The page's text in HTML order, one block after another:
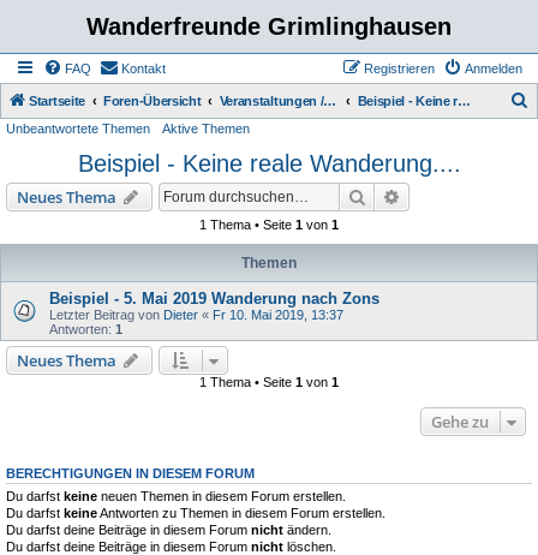
Wanderfreunde Grimlinghausen
FAQ Kontakt Anmelden
Registrieren
Startseite Foren-Übersicht Veranstaltungen / Wanderungen Beispiel - Keine reale Wanderung....
Unbeantwortete Themen Aktive Themen
Beispiel - Keine reale Wanderung....
Neues Thema Suche
1 Thema • Seite 1 von 1
Themen
Beispiel - 5. Mai 2019 Wanderung nach Zons
Letzter Beitrag von Dieter « Fr 10. Mai 2019, 13:37
Antworten: 1
Neues Thema
1 Thema • Seite 1 von 1
Gehe zu
BERECHTIGUNGEN IN DIESEM FORUM
Du darfst keine neuen Themen in diesem Forum erstellen.
Du darfst keineAntworten zu Themen in diesem Forum erstellen.
Du darfst deine Beiträge in diesem Forum nicht ändern.
Du darfst deine Beiträge in diesem Forum nicht löschen.